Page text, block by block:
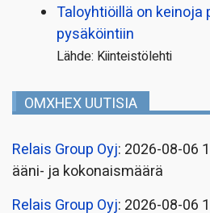
Taloyhtiöillä on keinoja
pysäköintiin
Lähde: Kiinteistölehti
OMXHEX UUTISIA
Relais Group Oyj: 2026-08-06
ääni- ja kokonaismäärä
Relais Group Oyj: 2026-08-06